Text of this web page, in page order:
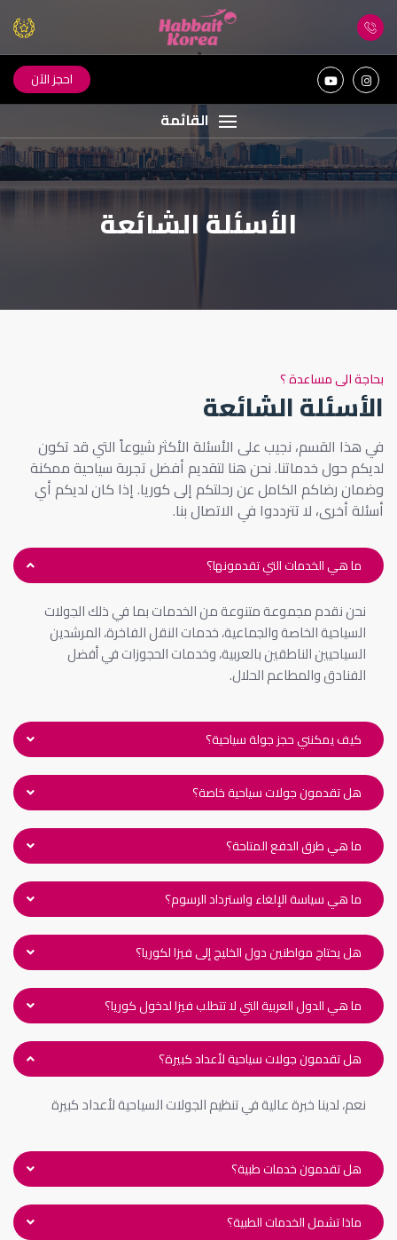
احجز الآن
القائمة
الأسئلة الشائعة
بحاجة الى مساعدة ؟
الأسئلة الشائعة
في هذا القسم، نجيب على الأسئلة الأكثر شيوعاً التي قد تكون
لديكم حول خدماتنا. نحن هنا لتقديم أفضل تجربة سياحية ممكنة
وضمان رضاكم الكامل عن رحلتكم إلى كوريا. إذا كان لديكم أي
أسئلة أخرى، لا تترددوا في الاتصال بنا.
ما هي الخدمات التي تقدمونها؟
نحن نقدم مجموعة متنوعة من الخدمات بما في ذلك الجولات
السياحية الخاصة والجماعية، خدمات النقل الفاخرة، المرشدين
السياحيين الناطقين بالعربية، وخدمات الحجوزات في أفضل
الفنادق والمطاعم الحلال.
كيف يمكنني حجز جولة سياحية؟
هل تقدمون جولات سياحية خاصة؟
ما هي طرق الدفع المتاحة؟
ما هي سياسة الإلغاء واسترداد الرسوم؟
هل يحتاج مواطنين دول الخليج إلى فيزا لكوريا؟
ما هي الدول العربية التي لا تتطلب فيزا لدخول كوريا؟
هل تقدمون جولات سياحية لأعداد كبيرة؟
نعم، لدينا خبرة عالية في تنظيم الجولات السياحية لأعداد كبيرة
هل تقدمون خدمات طبية؟
ماذا تشمل الخدمات الطبية؟